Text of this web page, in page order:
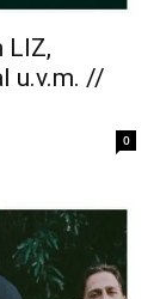
LIZ,
u.v.m. //
0